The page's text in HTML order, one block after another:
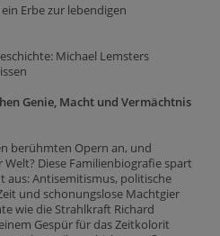
Erbe zur lebendigen
Michael Lemsters
Genie, Macht und Vermächtnis
berühmten Opern an, und
Diese Familienbiografie spart
aus: Antisemitismus, politische
und schonungslose Machtgier
wie die Strahlkraft Richard
Gespür für das Zeitkolorit